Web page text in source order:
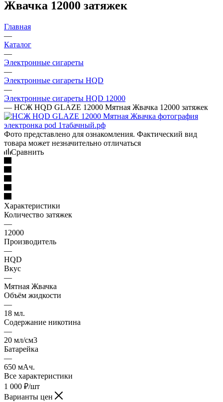
Жвачка 12000 затяжек
Главная
—
Каталог
—
Электронные сигареты
—
Электронные сигареты HQD
—
Электронные сигареты HQD 12000
— НСЖ HQD GLAZE 12000 Мятная Жвачка 12000 затяжек
Фото представлено для ознакомления. Фактический вид
товара может незначительно отличаться
Сравнить
Характеристики
Количество затяжек
—
12000
Производитель
—
HQD
Вкус
—
Мятная Жвачка
Объём жидкости
—
18 мл.
Содержание никотина
—
20 мл/см3
Батарейка
—
650 мАч.
Все характеристики
1 000 ₽/шт
Варианты цен